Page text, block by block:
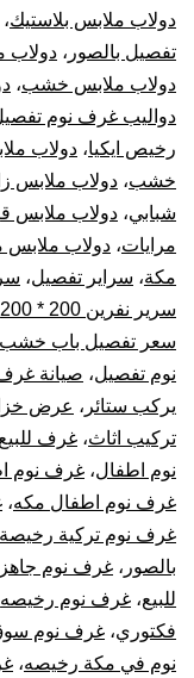
دولاب ملابس بلاستيك،
تفصيل بالصور ، دولاب
دولاب ملابس خشب،
دواليب غرف نوم
رخيص ايكيا، دولاب
خشب، دولاب ملابس
شبابي، دولاب ملابس
مرايات، دولاب ملابس
مكة، سراير تفصيل،
سرير نفرين 200 * 200
سعر تفصيل باب خشب
نوم تفصيل، صيانة
يركب ستائر ، عرض
تركيب اثاث، غرف للبيع
نوم اطفال، غرف نوم
غرف نوم اطفال مكه،
غرف نوم تركية رخيصة
بالصور ، غرف نوم
للبيع، غرف نوم رخيصه
فكتوري، غرف نوم
نوم في مكة رخيصه،